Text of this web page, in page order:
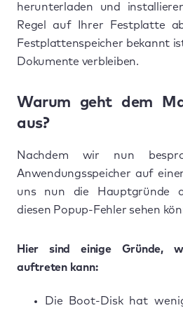
herunterladen und
Regel auf Ihrer Festplatte
Festplattenspeicher bekannt
Dokumente verbleiben.
Warum geht dem
aus?
Nachdem wir nun
Anwendungsspeicher auf
uns nun die Hauptgründe
diesen Popup-Fehler sehen
Hier sind einige Gründe,
auftreten kann:
Die Boot-Disk hat